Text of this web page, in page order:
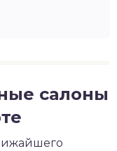
салоны